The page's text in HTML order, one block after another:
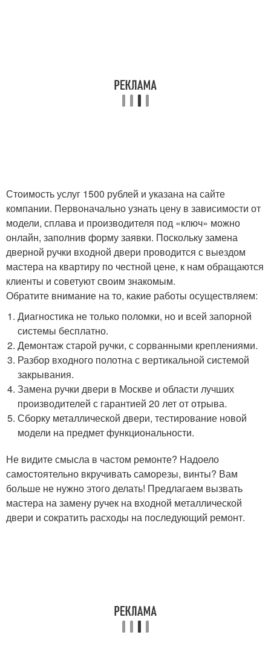
Стоимость услуг 1500 рублей и указана на сайте
компании. Первоначально узнать цену в зависимости от
модели, сплава и производителя под «ключ» можно
онлайн, заполнив форму заявки. Поскольку замена
дверной ручки входной двери проводится с выездом
мастера на квартиру по честной цене, к нам обращаются
клиенты и советуют своим знакомым.
Обратите внимание на то, какие работы осуществляем:
Диагностика не только поломки, но и всей запорной
системы бесплатно.
Демонтаж старой ручки, с сорванными креплениями.
Разбор входного полотна с вертикальной системой
закрывания.
Замена ручки двери в Москве и области лучших
производителей с гарантией 20 лет от отрыва.
Сборку металлической двери, тестирование новой
модели на предмет функциональности.
Не видите смысла в частом ремонте? Надоело
самостоятельно вкручивать саморезы, винты? Вам
больше не нужно этого делать! Предлагаем вызвать
мастера на замену ручек на входной металлической
двери и сократить расходы на последующий ремонт.